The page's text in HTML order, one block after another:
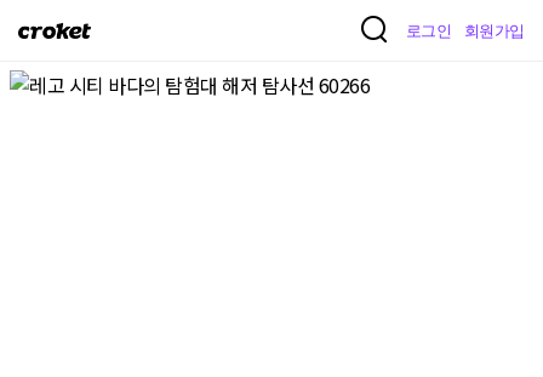
크
켓
로그인 회원가입